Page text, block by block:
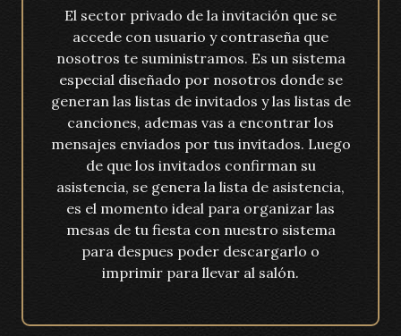
El sector privado de la invitación que se
accede con usuario y contraseña que
nosotros te suministramos. Es un sistema
especial diseñado por nosotros donde se
generan las listas de invitados y las listas de
canciones, ademas vas a encontrar los
mensajes enviados por tus invitados. Luego
de que los invitados confirman su
asistencia, se genera la lista de asistencia,
es el momento ideal para organizar las
mesas de tu fiesta con nuestro sistema
para despues poder descargarlo o
imprimir para llevar al salón.